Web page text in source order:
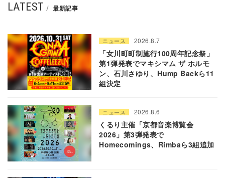
LATEST 最新記事
ニュース 2026.8.7
「女川町町制施行100周年記念祭」
第1弾発表でマキシマム ザ ホルモ
ン、石川さゆり、Hump Backら11
組決定
ニュース 2026.8.6
くるり主催「京都音楽博覧会
2026」第3弾発表で
Homecomings、Rimbaら3組追加